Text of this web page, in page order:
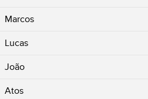
Marcos
Lucas
João
Atos